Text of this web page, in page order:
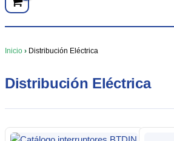
Inicio › Distribución Eléctrica
Distribución Eléctrica